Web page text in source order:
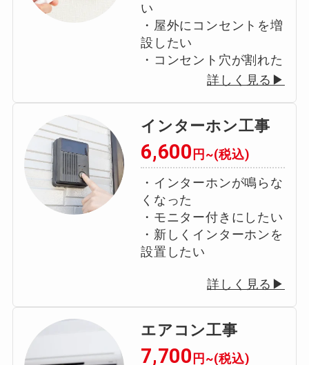
い
・屋外にコンセントを増
設したい
・コンセント穴が割れた
詳しく見る▶
インターホン工事
6,600 円~(税込)
・インターホンが鳴らな
くなった
・モニター付きにしたい
・新しくインターホンを
設置したい
詳しく見る▶
エアコン工事
7,700 円~(税込)
0120-949-205